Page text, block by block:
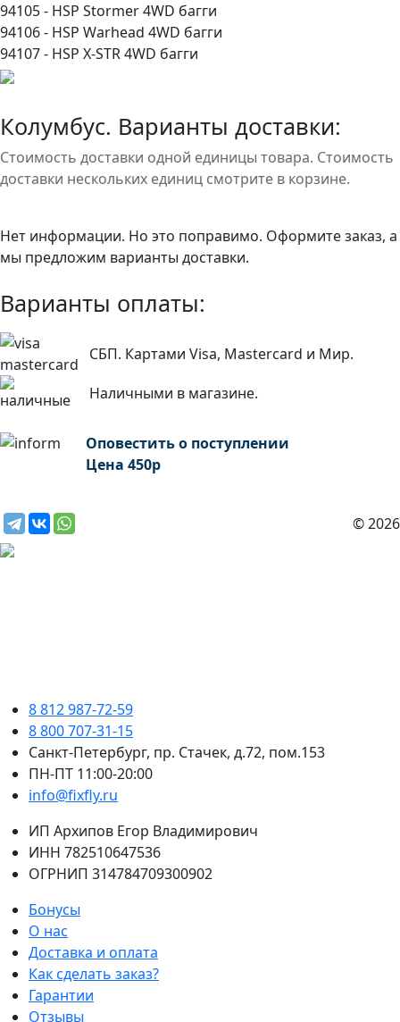
94105 - HSP Stormer 4WD багги
94106 - HSP Warhead 4WD багги
94107 - HSP X-STR 4WD багги
Колумбус. Варианты доставки:
Стоимость доставки одной единицы товара. Стоимость
доставки нескольких единиц смотрите в корзине.
Нет информации. Но это поправимо. Оформите заказ, а
мы предложим варианты доставки.
Варианты оплаты:
СБП. Картами Visa, Mastercard и Мир.
Наличными в магазине.
Оповестить о поступлении
Цена 450р
© 2026
8 812 987-72-59
8 800 707-31-15
Санкт-Петербург, пр. Стачек, д.72, пом.153
ПН-ПТ 11:00-20:00
info@fixfly.ru
ИП Архипов Егор Владимирович
ИНН 782510647536
ОГРНИП 314784709300902
Бонусы
О нас
Доставка и оплата
Как сделать заказ?
Гарантии
Отзывы